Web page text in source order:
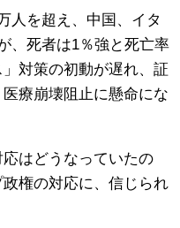
人を超え、中国、イタ
、死者は1％強と死亡率
対策の初動が遅れ、証
療崩壊阻止に懸命にな
はどうなっていたの
権の対応に、信じられ